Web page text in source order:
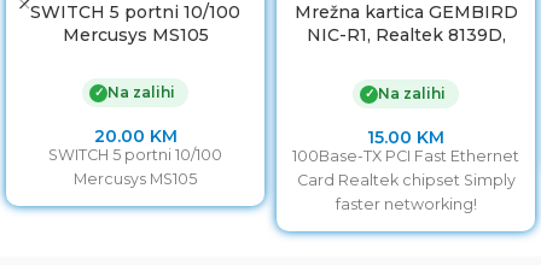
SWITCH 5 portni 10/100
Mercusys MS105
✓ Na zalihi
20.00 KM
SWITCH 5 portni 10/100
Mercusys MS105
Mrežna kartica GEMBIRD
NIC-R1, Realtek 8139D,
✓ Na zalihi
15.00 KM
100Base-TX PCI Fast Ethernet
Card Realtek chipset Simply
faster networking!